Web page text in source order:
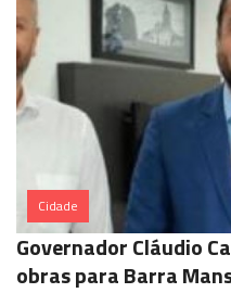
Cidade
Governador Cláudio
obras para Barra